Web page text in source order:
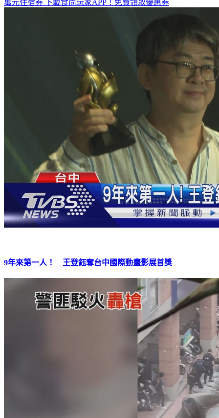
萬元住宿券 下載食尚玩家APP！免費領取優惠券
9年來第一人！ 王登鈺奪台中國際動畫影展首獎